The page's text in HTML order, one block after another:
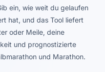
ein, wie weit du gelaufen
hat, und das Tool liefert
oder Meile, deine
und prognostizierte
und Marathon.